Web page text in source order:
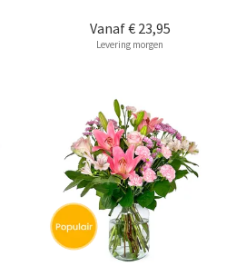
Vanaf€ 23,95
Levering morgen